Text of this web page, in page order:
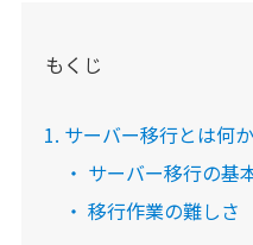
もくじ
サーバー移行とは何
サーバー移行の基
移行作業の難しさ